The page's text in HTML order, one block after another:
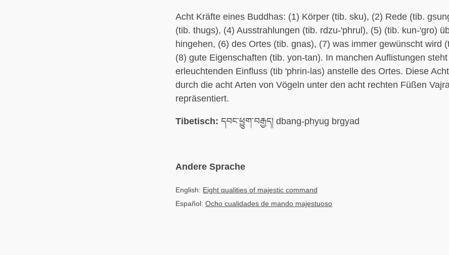
Acht Kräfte eines Buddhas: (1) Körper (tib. sku), (2) Rede (tib.
(tib. thugs), (4) Ausstrahlungen (tib. rdzu-'phrul), (5) (tib. kun-'gro)
hingehen, (6) des Ortes (tib. gnas), (7) was immer gewünscht wird
(8) gute Eigenschaften (tib. yon-tan). In manchen Auflistungen
erleuchtenden Einfluss (tib 'phrin-las) anstelle des Ortes. Diese
durch die acht Arten von Vögeln unter den acht rechten Füßen
repräsentiert.
Tibetisch: དབང་ཕྱུག་བརྒྱད། dbang-phyug brgyad
Andere Sprache
English: Eight qualities of majestic command
Español: Ocho cualidades de mando majestuoso